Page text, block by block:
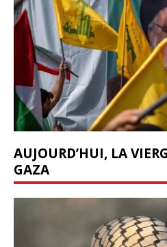
AUJOURD’HUI, LA
GAZA